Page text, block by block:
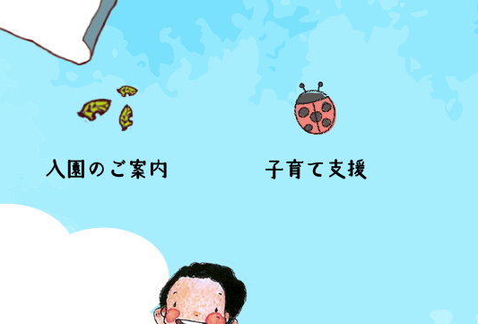
入園のご案内 子育て支援